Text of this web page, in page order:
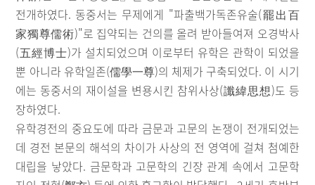
전개하였다. 동중서는 무제에게 "파출백가독존유술(罷出百
家獨尊儒術)"로 집약되는 건의를 올려 받아들여져 오경박사
(五經博士)가 설치되었으며 이로부터 유학은 관학이 되었을
뿐 아니라 유학일존(儒學一尊)의 체제가 구축되었다. 이 시기
에는 동중서의 재이설을 변용시킨 참위사상(讖緯思想)도 등
장하였다.
유학경전의 중요도에 따라 금문과 고문의 논쟁이 전개되었는
데 경전 본문의 해석의 차이가 사상의 전 영역에 걸쳐 첨예한
대립을 낳았다. 금문학과 고문학의 긴장 관계 속에서 고문학